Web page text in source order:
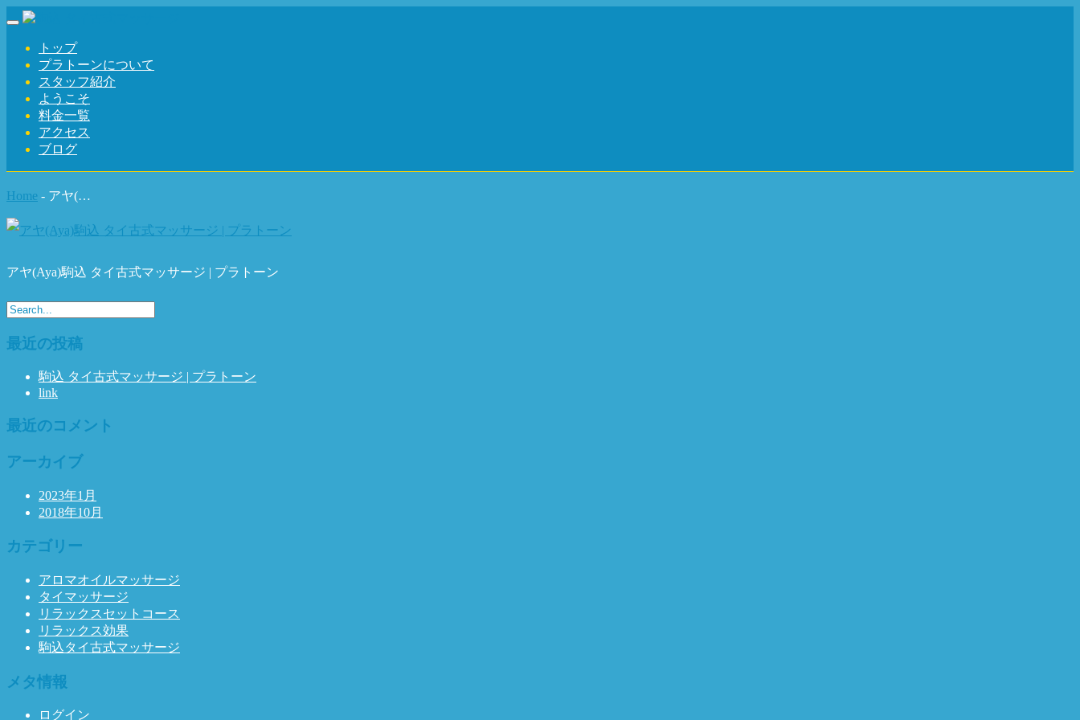
Toggle navigation
トップ
プラトーンについて
スタッフ紹介
ようこそ
料金一覧
アクセス
ブログ
Home - アヤ(…
アヤ(Aya)駒込 タイ古式マッサージ | プラトーン
最近の投稿
駒込 タイ古式マッサージ | プラトーン
link
最近のコメント
アーカイブ
2023年1月
2018年10月
カテゴリー
アロマオイルマッサージ
タイマッサージ
リラックスセットコース
リラックス効果
駒込タイ古式マッサージ
メタ情報
ログイン